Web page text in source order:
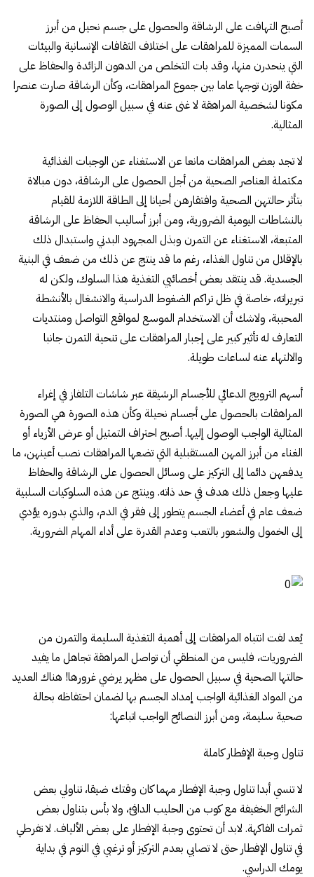
أصبح التهافت على الرشاقة والحصول على جسم نحيل من أبرز
السمات المميزة للمراهقات على اختلاف الثقافات الإنسانية والبيئات
التي ينحدرن منها، وقد بات التخلص من الدهون الزائدة والحفاظ على
خفة الوزن توجها عاما بين جموع المراهقات، وكأن الرشاقة صارت عنصرا
مكونا لشخصية المراهقة لا غنى عنه في سبيل الوصول إلى الصورة
المثالية.
لا تجد بعض المراهقات مانعا عن الاستغناء عن الوجبات الغذائية
مكتملة العناصر الصحية من أجل الحصول على الرشاقة، دون مبالاة
بتأثر حالتهن الصحية وافتقارهن أحيانا إلى الطاقة اللازمة للقيام
بالنشاطات اليومية الضرورية، ومن أبرز أساليب الحفاظ على الرشاقة
المتبعة، الاستغناء عن التمرن وبذل المجهود البدني واستبدال ذلك
بالإقلال من تناول الغذاء، رغم ما قد ينتج عن ذلك من ضعف في البنية
الجسدية. قد ينتقد بعض أخصائيي التغذية هذا السلوك، ولكن له
تبريراته، خاصة في ظل تراكم الضغوط الدراسية والانشغال بالأنشطة
المحببة، ولاشك أن الاستخدام الموسع لمواقع التواصل ومنتديات
التعارف له تأثير كبير على إجبار المراهقات على تنحية التمرن جانبا
والالتهاء عنه لساعات طويلة.
أسهم الترويج الدعائي للأجسام الرشيقة عبر شاشات التلفاز في إغراء
المراهقات بالحصول على أجسام نحيلة وكأن هذه الصورة هي الصورة
المثالية الواجب الوصول إليها. أصبح احتراف التمثيل أو عرض الأزياء أو
الغناء من أبرز المهن المستقبلية التي تضعها المراهقات نصب أعينهن، ما
يدفعهن دائما إلى التركيز على وسائل الحصول على الرشاقة والحفاظ
عليها وجعل ذلك هدف في حد ذاته. وينتج عن هذه السلوكيات السلبية
ضعف عام في أعضاء الجسم يتطور إلى فقر في الدم، والذي بدوره يؤدي
إلى الخمول والشعور بالتعب وعدم القدرة على أداء المهام الضرورية.
يُعد لفت انتباه المراهقات إلى أهمية التغذية السليمة والتمرن من
الضروريات، فليس من المنطقي أن تواصل المراهقة تجاهل ما يفيد
حالتها الصحية في سبيل الحصول على مظهر يرضي غرورها! هناك العديد
من المواد الغذائية الواجب إمداد الجسم بها لضمان احتفاظه بحالة
صحية سليمة، ومن أبرز النصائح الواجب اتباعها:
تناول وجبة الإفطار كاملة
لا تنسي أبدا تناول وجبة الإفطار مهما كان وقتك ضيقا، تناولي بعض
الشرائح الخفيفة مع كوب من الحليب الدافئ، ولا بأس بتناول بعض
ثمرات الفاكهة. لابد أن تحتوى وجبة الإفطار على بعض الألياف. لا تفرطي
في تناول الإفطار حتى لا تصابي بعدم التركيز أو ترغبي في النوم في بداية
يومك الدراسي.